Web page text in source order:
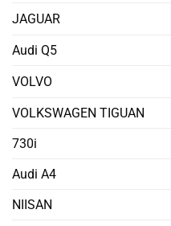
JAGUAR
Audi Q5
VOLVO
VOLKSWAGEN TIGUAN
730i
Audi A4
NIISAN